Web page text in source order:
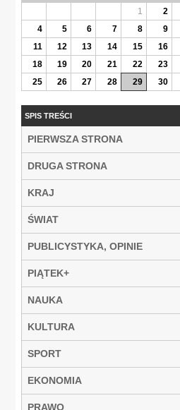
1
2
4
5 6 7 8 9
11
12 13 14 15 16
18
19 20 21 22 23
25
26 27 28 29 30
SPIS TREŚCI
PIERWSZA STRONA
DRUGA STRONA
KRAJ
ŚWIAT
PUBLICYSTYKA, OPINIE
PIĄTEK+
NAUKA
KULTURA
SPORT
EKONOMIA
PRAWO